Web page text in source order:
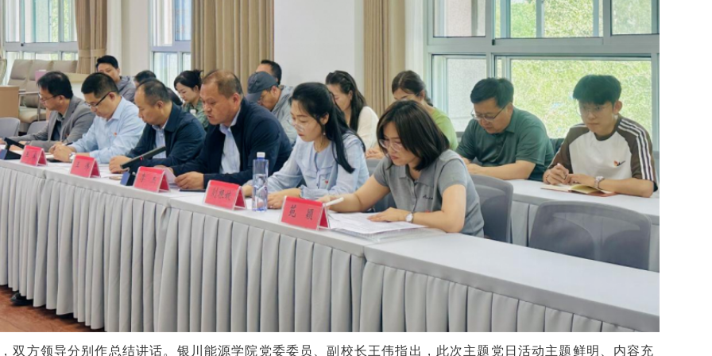
双方领导分别作总结讲话。银川能源学院党委委员、副校长王伟指出，此次主题党日活动主题鲜明、内容充